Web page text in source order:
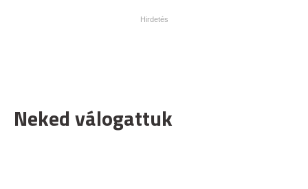
Neked válogattuk